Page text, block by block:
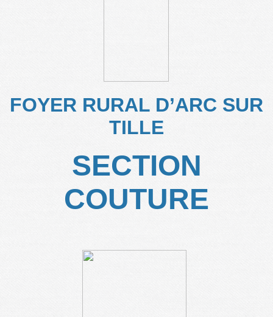
FOYER RURAL D’ARC SUR
TILLE
SECTION
COUTURE